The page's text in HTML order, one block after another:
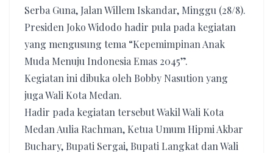
Serba Guna, Jalan Willem Iskandar, Minggu (28/8).
Presiden Joko Widodo hadir pula pada kegiatan
yang mengusung tema “Kepemimpinan Anak
Muda Menuju Indonesia Emas 2045”.
Kegiatan ini dibuka oleh Bobby Nasution yang
juga Wali Kota Medan.
Hadir pada kegiatan tersebut Wakil Wali Kota
Medan Aulia Rachman, Ketua Umum Hipmi Akbar
Buchary, Bupati Sergai, Bupati Langkat dan Wali